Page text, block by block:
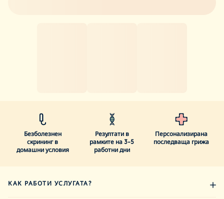
Безболезнен
скрининг в
домашни условия
Резултати в
рамките на 3-5
работни дни
Персонализирана
последваща грижа
КАК РАБОТИ УСЛУГАТА?